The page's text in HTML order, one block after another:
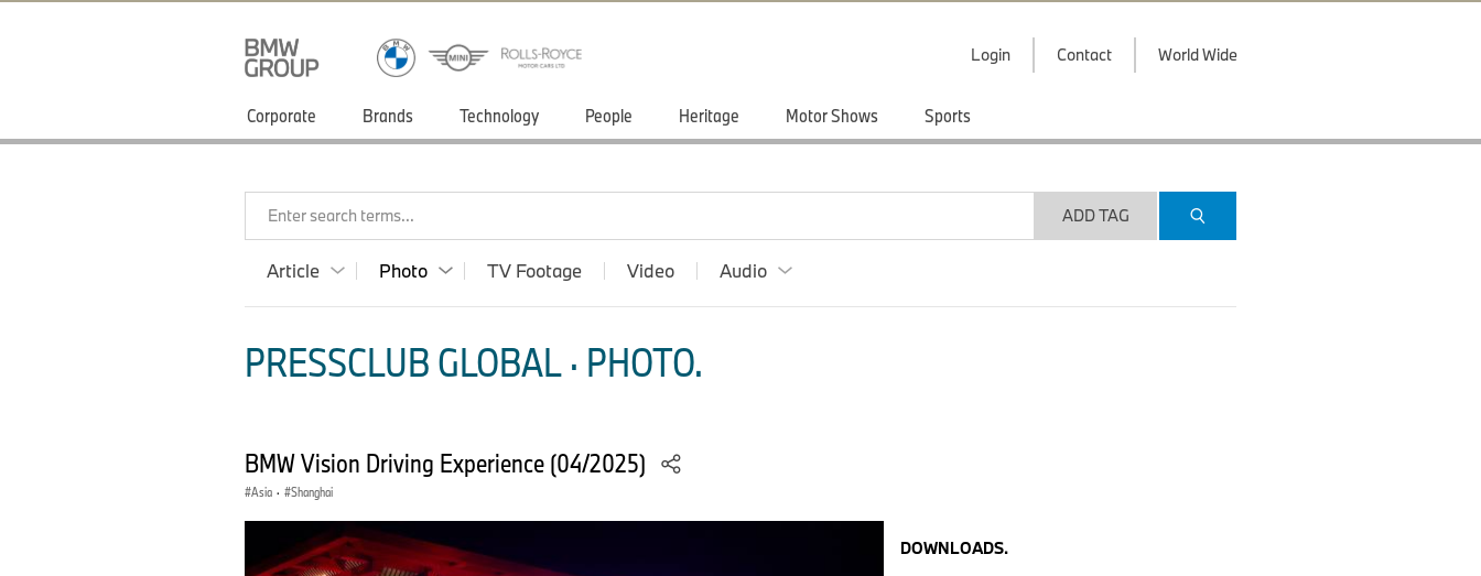
Login Contact World Wide
Corporate Brands Technology People Heritage Motor Shows Sports
Enter search terms... ADD TAG
Article Photo TV Footage Video Audio
PRESSCLUB GLOBAL · PHOTO.
BMW Vision Driving Experience (04/2025)
Asia · Shanghai
DOWNLOADS.